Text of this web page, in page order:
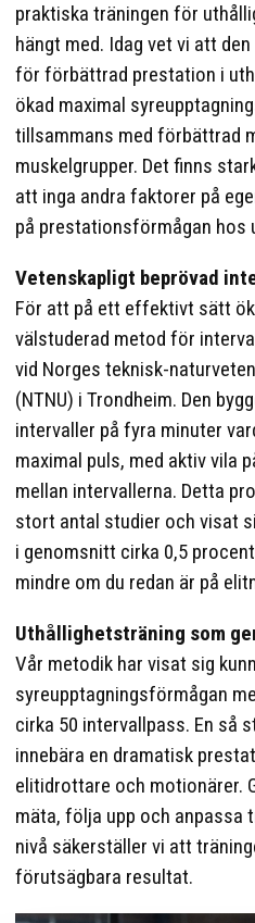
praktiska träningen för
hängt med. Idag vet vi att
för förbättrad prestation i
ökad maximal
tillsammans med förbättrad
muskelgrupper. Det finns
att inga andra faktorer på
på prestationsförmågan hos
Vetenskapligt beprövad
För att på ett effektivt sätt
välstuderad metod för
vid Norges teknisk-
(NTNU) i Trondheim. Den
intervaller på fyra minuter
maximal puls, med aktiv vila
mellan intervallerna. Detta
stort antal studier och visat
i genomsnitt cirka 0,5
mindre om du redan är på
Uthållighetsträning som
Vår metodik har visat sig
syreupptagningsförmågan
cirka 50 intervallpass. En så
innebära en dramatisk
elitidrottare och motionärer.
mäta, följa upp och anpassa
nivå säkerställer vi att
förutsägbara resultat.